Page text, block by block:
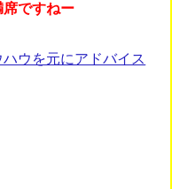
ですねー
ウを元にアドバイス